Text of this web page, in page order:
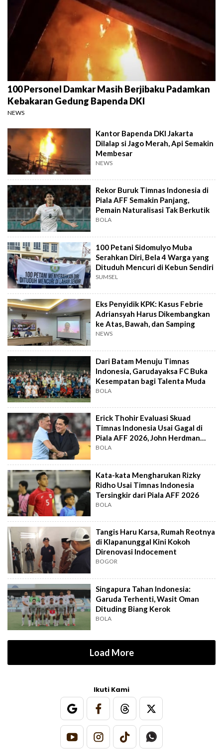
100 Personel Damkar Masih Berjibaku Padamkan
Kebakaran Gedung Bapenda DKI
NEWS
Kantor Bapenda DKI Jakarta
Dilalap si Jago Merah, Api Semakin
Membesar
NEWS
Rekor Buruk Timnas Indonesia di
Piala AFF Semakin Panjang,
Pemain Naturalisasi Tak Berkutik
BOLA
100 Petani Sidomulyo Muba
Serahkan Diri, Bela 4 Warga yang
Dituduh Mencuri di Kebun Sendiri
SUMSEL
Eks Penyidik KPK: Kasus Febrie
Adriansyah Harus Dikembangkan
ke Atas, Bawah, dan Samping
NEWS
Dari Batam Menuju Timnas
Indonesia, Garudayaksa FC Buka
Kesempatan bagi Talenta Muda
BOLA
Erick Thohir Evaluasi Skuad
Timnas Indonesia Usai Gagal di
Piala AFF 2026, John Herdman
Out?
BOLA
Kata-kata Mengharukan Rizky
Ridho Usai Timnas Indonesia
Tersingkir dari Piala AFF 2026
BOLA
Tangis Haru Karsa, Rumah Reotnya
di Klapanunggal Kini Kokoh
Direnovasi Indocement
BOGOR
Singapura Tahan Indonesia:
Garuda Terhenti, Wasit Oman
Dituding Biang Kerok
BOLA
Load More
Ikuti Kami